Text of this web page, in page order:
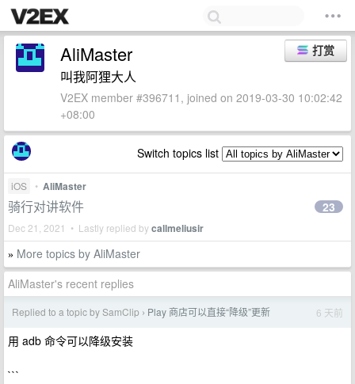
打赏
AliMaster
叫我阿狸大人
V2EX member #396711, joined on 2019-03-30 10:02:42
+08:00
Switch topics list
iOS • AliMaster
骑行对讲软件
Dec 21, 2021 • Lastly replied bycallmeliusir
23
» More topics by AliMaster
AliMaster's recent replies
Replied to a topic by SamClip › Play 商店可以直接“降级”更新 6 天前
用 adb 命令可以降级安装
```